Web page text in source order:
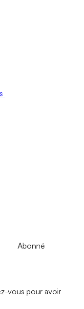
Abonné
vous pour avoir